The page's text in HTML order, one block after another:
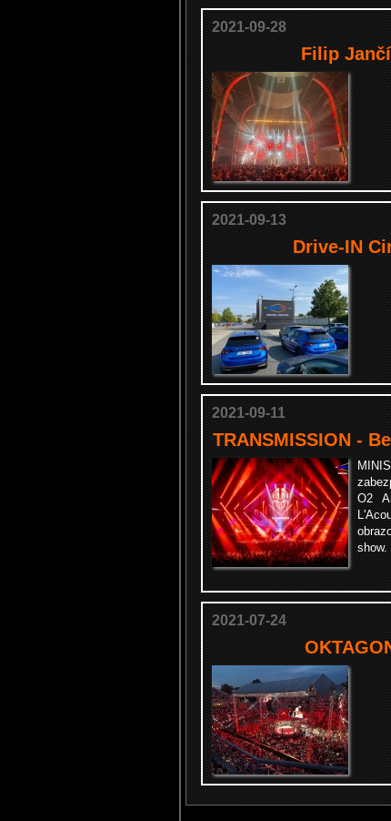
2021-09-28
Filip
2021-09-13
Drive-IN
2021-09-11
TRANSMISSION -
O2
show.
2021-07-24